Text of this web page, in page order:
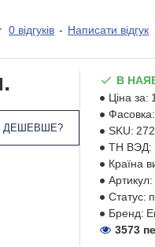
0 відгуків - Написати відгук
ДЕШЕВШЕ?
В
Ціна за:
Фасовка:
SKU:
ТН ВЭД:
Країна
Артикул:
Статус:
Бренд:
3573